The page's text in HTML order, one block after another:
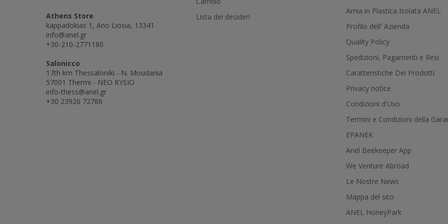
Athens Store
kappadokias 1, Ano Liosia, 13341
info@anel.gr
+30-210-2771180
Salonicco
17th km Thessaloniki - N. Moudania
57001 Thermi - NEO RYSIO
info-thess@anel.gr
+30 23920 72786
Lista dei desideri
Arnia in Plastica Isolata ANEL
Profilo dell' Azienda
Quality Policy
Spedizioni, Pagamenti e Resi
Caratteristiche Dei Prodotti
Privacy notice
Condizioni d'Uso
Termini e Condizioni della
EPANEK
Anel Beekeeper App
We Venture Abroad
Le Nostre News
Mappa del sito
ANEL HoneyPark